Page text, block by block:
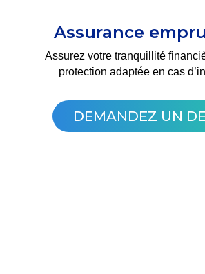
Assurance
Assurez votre tranquillité
protection adaptée en cas
DEMANDEZ UN